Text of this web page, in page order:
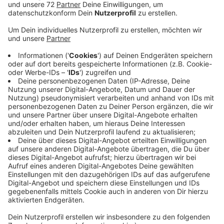
Vor allem in der Lüdinghauser Innenstadt auf
Gehwegen und in den Parkanlagen liegen Kippen.
Ärgern sich die Grünen und schlagen vor, auf Plakaten
auf die Gefahren hinzuweisen. Sie wollen Händler mit
ins Boot holen die die Plakate in ihre Schaufenster
hängen. Außerdem könnte Lüdinghausen Partner eines
Systems werden, das Zigaretten-Müll sammelt und zu
einem Granulat verwertet. Entsprechende Behälter
könnten im Stadtgebiet unter anderem an
Laternenmasten angebracht sein. Raucher könnten
ihre Kippen darin entsorgen. Die Stadt möchte die
Kampagne über ihre Grenzen hinaus, kreisweit,
anstoßen. Sie schlägt vor, dazu die
Wirtschaftsbetriebe und den Entsorger Remondis ins
Boot zu holen. Der Umweltausschuss berät am
Donnerstag in einer Woche.